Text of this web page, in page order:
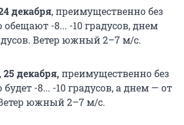
декабря, преимущественно без
-8... -10 градусов, днем
Ветер южный 2–7 м/с.
25 декабря,преимущественно без
-8... -10 градусов, а днем — от
Ветер южный 2–7 м/с.